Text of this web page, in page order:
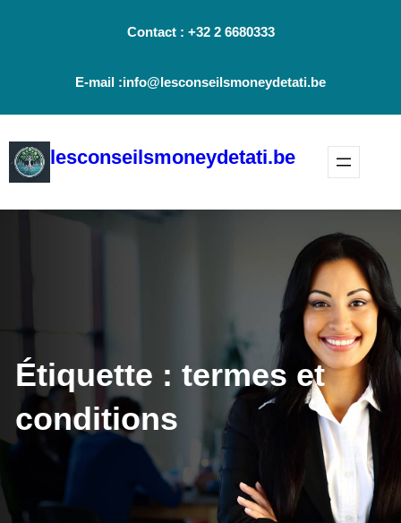
Contact : +32 2 6680333
E-mail :info@lesconseilsmoneydetati.be
lesconseilsmoneydetati.be
Étiquette : termes et
conditions